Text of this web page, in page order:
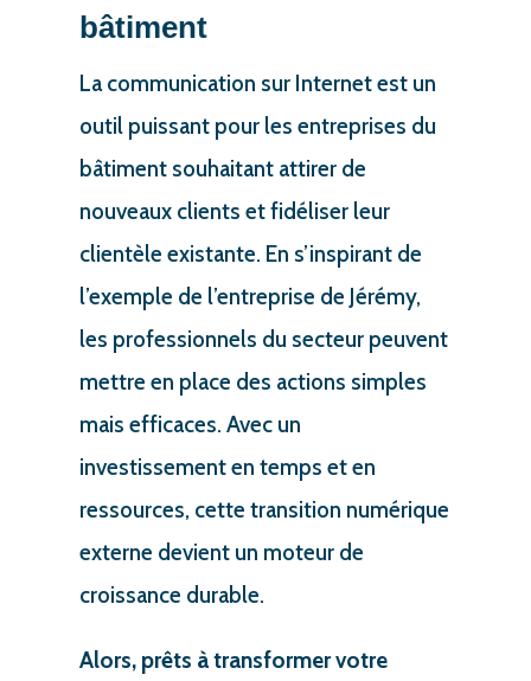
bâtiment
La communication sur Internet est un
outil puissant pour les entreprises du
bâtiment souhaitant attirer de
nouveaux clients et fidéliser leur
clientèle existante. En s’inspirant de
l’exemple de l’entreprise de Jérémy,
les professionnels du secteur peuvent
mettre en place des actions simples
mais efficaces. Avec un
investissement en temps et en
ressources, cette transition numérique
externe devient un moteur de
croissance durable.
Alors, prêts à transformer votre